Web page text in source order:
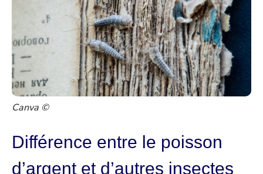
Canva ©
Différence entre le poisson
d’argent et d’autres insectes